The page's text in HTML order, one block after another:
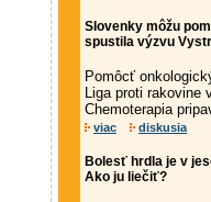
Slovenky môžu
spustila výzvu
Pomôcť
Liga proti rakovine
Chemoterapia
viac diskusia
Bolesť hrdla je v
Ako ju liečiť?